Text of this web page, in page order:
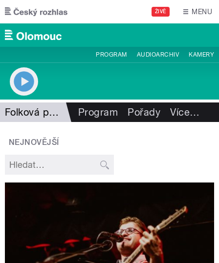
Přejít k hlavnímu obsahu
ŽIVĚ MENU
PROGRAM AUDIOARCHIV KAMERY
Folková pohlazení Program Pořady Více…
NEJNOVĚJŠÍ